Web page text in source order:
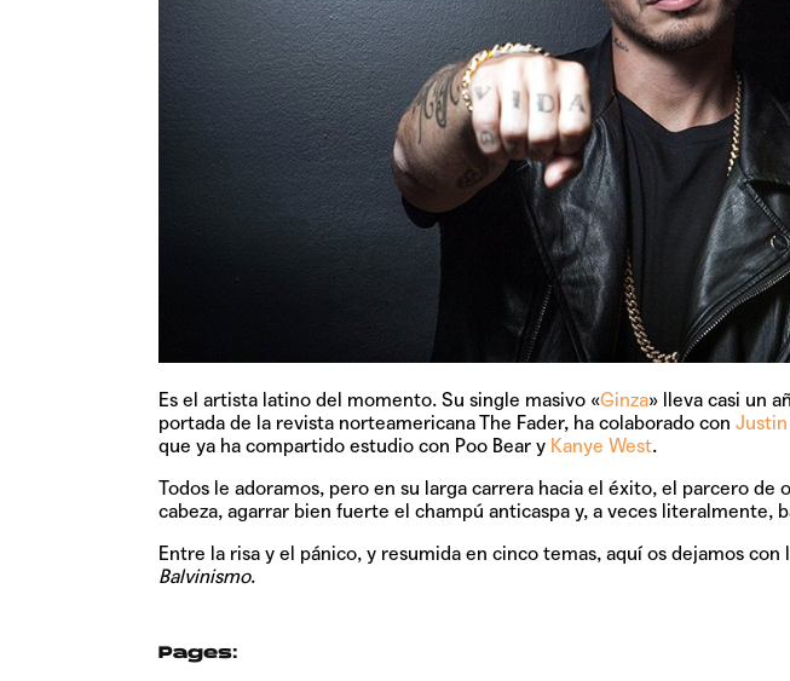
Es el artista latino del momento. Su single masivo «Ginza» lleva casi un
portada de la revista norteamericana The Fader, ha colaborado con
que ya ha compartido estudio con Poo Bear y Kanye West.
Todos le adoramos, pero en su larga carrera hacia el éxito, el parcero de
cabeza, agarrar bien fuerte el champú anticaspa y, a veces literalmente,
Entre la risa y el pánico, y resumida en cinco temas, aquí os dejamos
Balvinismo.
Pages: